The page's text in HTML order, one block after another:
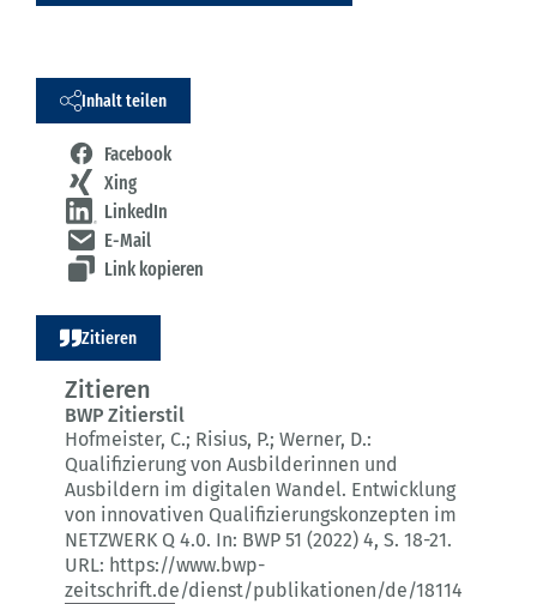
Inhalt teilen
Facebook
Xing
LinkedIn
E-Mail
Link kopieren
Zitieren
Zitieren
BWP Zitierstil
Hofmeister, C.; Risius, P.; Werner, D.:
Qualifizierung von Ausbilderinnen und
Ausbildern im digitalen Wandel. Entwicklung
von innovativen Qualifizierungskonzepten im
NETZWERK Q 4.0. In: BWP 51 (2022) 4, S. 18-21.
URL: https://www.bwp-
zeitschrift.de/dienst/publikationen/de/18114